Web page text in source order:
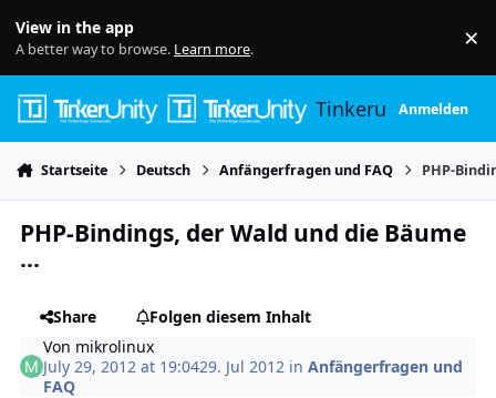
View in the app
A better way to browse. Learn more. ×
TinkerunityAnmelden
Startseite Deutsch Anfängerfragen und FAQ PHP-
PHP-Bindings, der Wald und die Bäume
...
Share
Folgen diesem Inhalt
Von mikrolinux
July 29, 2012 at 19:0429. Jul 2012 inAnfängerfragen und
FAQ